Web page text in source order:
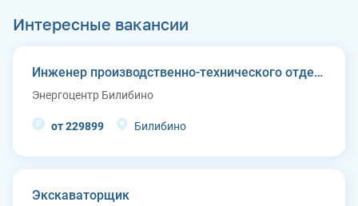
Интересные вакансии
Инженер производственно-технического отдела
Энергоцентр Билибино
от 229899 Билибино
Экскаваторщик